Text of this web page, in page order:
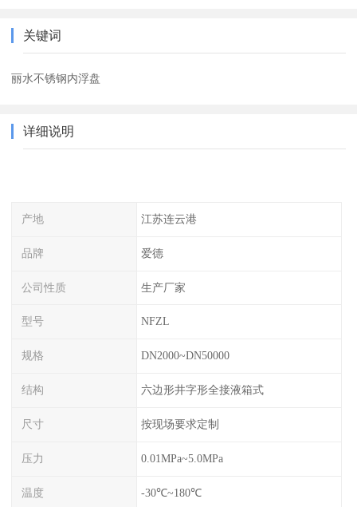
关键词
丽水不锈钢内浮盘
详细说明
产地 江苏连云港
品牌 爱德
公司性质 生产厂家
型号 NFZL
规格 DN2000~DN50000
结构 六边形井字形全接液箱式
尺寸 按现场要求定制
压力 0.01MPa~5.0MPa
温度 -30℃~180℃